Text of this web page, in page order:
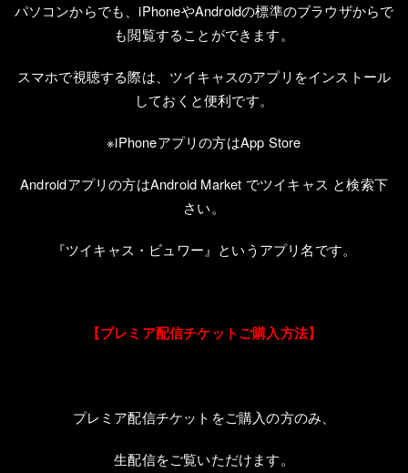
パソコンからでも、iPhoneやAndroidの標準のブラウザからで
も閲覧することができます。
スマホで視聴する際は、ツイキャスのアプリをインストール
しておくと便利です。
※iPhoneアプリの方はApp Store
Androidアプリの方はAndroid Market でツイキャス と検索下
さい。
『ツイキャス・ビュワー』というアプリ名です。
【プレミア配信チケットご購入方法】
プレミア配信チケットをご購入の方のみ、
生配信をご覧いただけます。